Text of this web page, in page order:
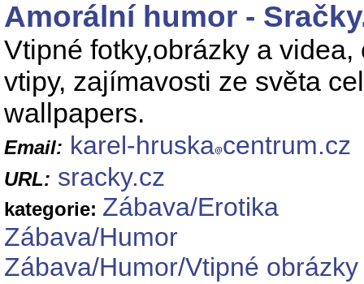
Amorální humor -
Vtipné fotky,obrázky a
vtipy, zajímavosti ze světa
wallpapers.
Email: karel-hruska centrum.cz
URL: sracky.cz
kategorie: Zábava/Erotika
Zábava/Humor
Zábava/Humor/Vtipné obrázky